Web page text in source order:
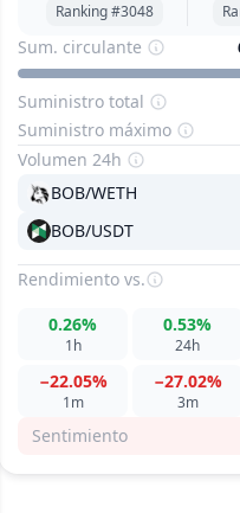
Ranking #3048
Sum. circulante
Suministro total
Suministro máximo
Volumen 24h
BOB/WETH
BOB/USDT
Rendimiento vs.
1h
0.26%
24h
0.53%
1m
−22.05%
3m
−27.02%
Sentimiento